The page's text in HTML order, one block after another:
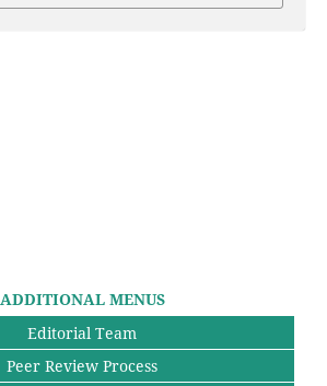
ADDITIONAL MENUS
Editorial Team
Peer Review Process